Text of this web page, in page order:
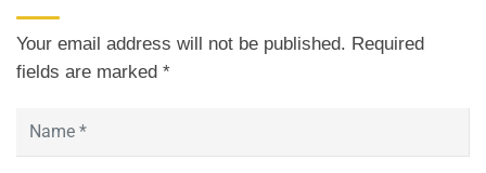
Your email address will not be published. Required
fields are marked *